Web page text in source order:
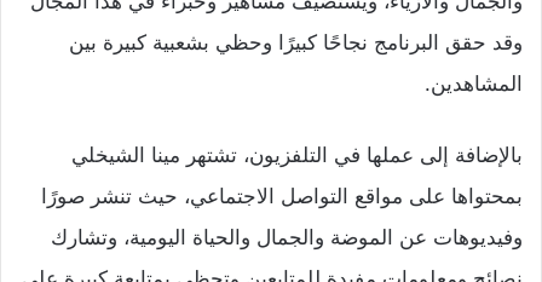
وقد حقق البرنامج نجاحًا كبيرًا وحظي بشعبية كبيرة بين
المشاهدين.
بالإضافة إلى عملها في التلفزيون، تشتهر مينا الشيخلي
بمحتواها على مواقع التواصل الاجتماعي، حيث تنشر صورًا
وفيديوهات عن الموضة والجمال والحياة اليومية، وتشارك